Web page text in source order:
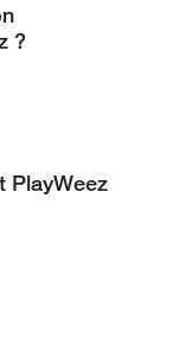
?
PlayWeez